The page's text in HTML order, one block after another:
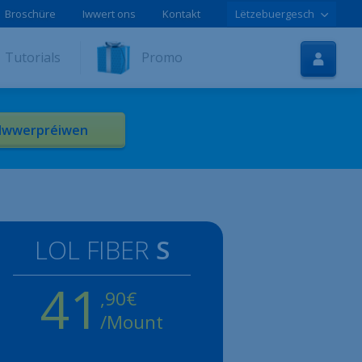
Startsäit
Internet
Tutorials
Broschüre Iwwert ons Kontakt Lëtzebuergesch
Tutorials Promo
Iwwerpréiwen
LOL FIBER S
41 /Mount
,90€